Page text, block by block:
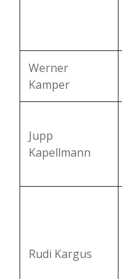
Werner
Kamper
Jupp
Kapellmann
Rudi Kargus